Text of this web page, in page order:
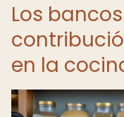
Los
en la